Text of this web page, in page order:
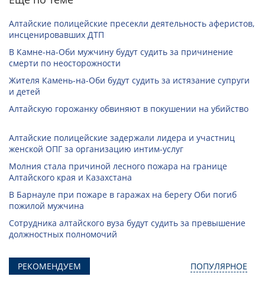
Алтайские полицейские пресекли деятельность аферистов,
инсценировавших ДТП
В Камне-на-Оби мужчину будут судить за причинение
смерти по неосторожности
Жителя Камень-на-Оби будут судить за истязание супруги
и детей
Алтайскую горожанку обвиняют в покушении на убийство
Алтайские полицейские задержали лидера и участниц
женской ОПГ за организацию интим-услуг
Молния стала причиной лесного пожара на границе
Алтайского края и Казахстана
В Барнауле при пожаре в гаражах на берегу Оби погиб
пожилой мужчина
Сотрудника алтайского вуза будут судить за превышение
должностных полномочий
РЕКОМЕНДУЕМ ПОПУЛЯРНОЕ